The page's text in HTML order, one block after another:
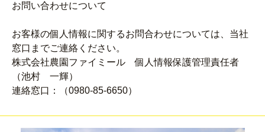
お問い合わせについて
お客様の個人情報に関するお問合わせについては、当社
窓口までご連絡ください。
株式会社農園ファイミール 個人情報保護管理責任者
（池村 一輝）
連絡窓口：（0980-85-6650）